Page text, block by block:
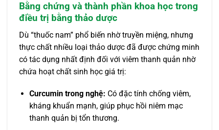
Bằng chứng và thành phần khoa học trong
điều trị bằng thảo dược
Dù “thuốc nam” phổ biến nhờ truyền miệng, nhưng
thực chất nhiều loại thảo dược đã được chứng minh
có tác dụng nhất định đối với viêm thanh quản nhờ
chứa hoạt chất sinh học giá trị:
Curcumin trong nghệ: Có đặc tính chống viêm,
kháng khuẩn mạnh, giúp phục hồi niêm mạc
thanh quản bị tổn thương.